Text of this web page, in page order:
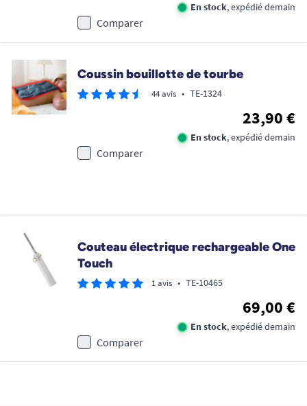
En stock, expédié demain
Comparer
Coussin bouillotte de tourbe
44 avis • TE-1324
23,90 €
En stock, expédié demain
Comparer
Couteau électrique rechargeable One
Touch
1 avis • TE-10465
69,00 €
En stock, expédié demain
Comparer